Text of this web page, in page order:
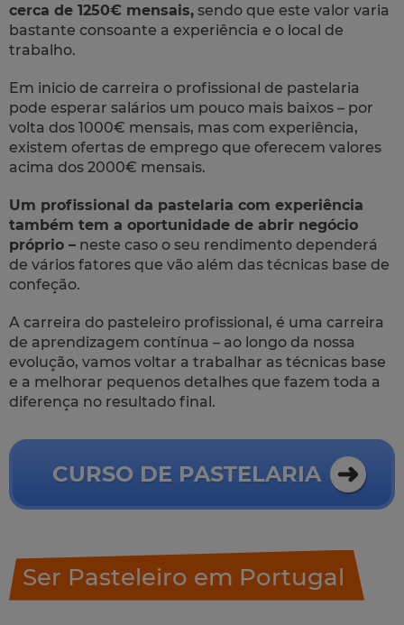
cerca de 1250€ mensais, sendo que este valor varia
bastante consoante a experiência e o local de
trabalho.
Em inicio de carreira o profissional de pastelaria
pode esperar salários um pouco mais baixos – por
volta dos 1000€ mensais, mas com experiência,
existem ofertas de emprego que oferecem valores
acima dos 2000€ mensais.
Um profissional da pastelaria com experiência
também tem a oportunidade de abrir negócio
próprio – neste caso o seu rendimento dependerá
de vários fatores que vão além das técnicas base de
confeção.
A carreira do pasteleiro profissional, é uma carreira
de aprendizagem contínua – ao longo da nossa
evolução, vamos voltar a trabalhar as técnicas base
e a melhorar pequenos detalhes que fazem toda a
diferença no resultado final.
CURSO DE PASTELARIA
Ser Pasteleiro em Portugal